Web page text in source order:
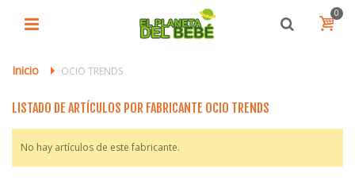
0
Inicio > OCIO TRENDS
LISTADO DE ARTÍCULOS POR FABRICANTE OCIO TRENDS
No hay artículos de este fabricante.